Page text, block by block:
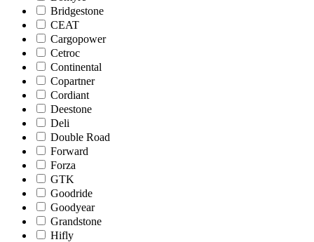
Bridgestone
CEAT
Cargopower
Cetroc
Continental
Copartner
Cordiant
Deestone
Deli
Double Road
Forward
Forza
GTK
Goodride
Goodyear
Grandstone
Hifly